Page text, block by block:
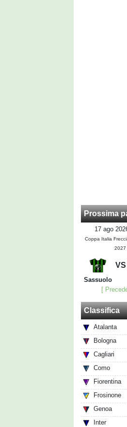
Prossima
17 ago
Coppa Italia
2027
VS
Sassuolo
[
Classifica
Atalanta
Bologna
Cagliari
Como
Fiorentina
Frosinone
Genoa
Inter